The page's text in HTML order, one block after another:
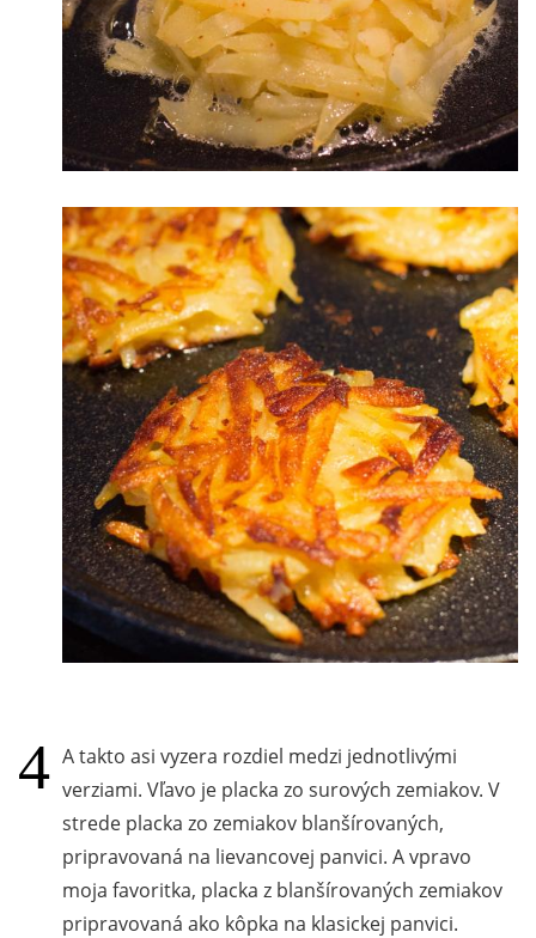
A takto asi vyzera rozdiel medzi jednotlivými
verziami. Vľavo je placka zo surových zemiakov. V
strede placka zo zemiakov blanšírovaných,
pripravovaná na lievancovej panvici. A vpravo
moja favoritka, placka z blanšírovaných zemiakov
pripravovaná ako kôpka na klasickej panvici.